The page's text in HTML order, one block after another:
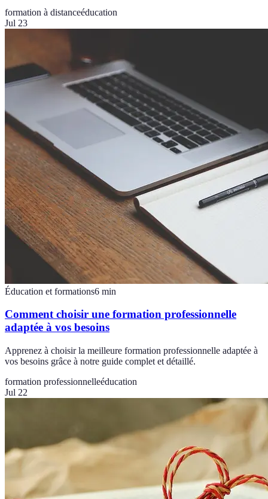
formation à distanceéducation
Jul 23
Éducation et formations6 min
Comment choisir une formation professionnelle
adaptée à vos besoins
Apprenez à choisir la meilleure formation professionnelle adaptée à
vos besoins grâce à notre guide complet et détaillé.
formation professionnelleéducation
Jul 22